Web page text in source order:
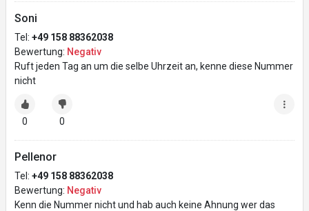
Soni
Tel: +49 158 88362038
Bewertung: Negativ
Ruft jeden Tag an um die selbe Uhrzeit an, kenne diese Nummer
nicht
0 0
Pellenor
Tel: +49 158 88362038
Bewertung: Negativ
Kenn die Nummer nicht und hab auch keine Ahnung wer das